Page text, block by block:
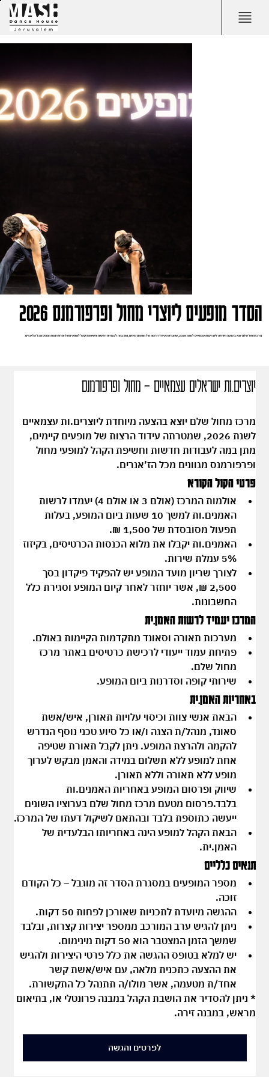
הסדר מופעים ליוצרי מחול ופרפורמנס 2026
מרכז מחול שלם יוצא בהצעה מיוחדת ליוצרים.ות עצמאיים לשנת 2026, שמטרתה עידוד הרצות של מופעים קיימים, מתן במה לעבודות חדשות וחשיפת הקהל למופעי מחול ופרפורמנס מגוונים מכל הז’אנרים.
יוצרים.ות ישראלים עצמאיים – מחול ופרפורמנס
מרכז מחול שלם יוצא בהצעה מיוחדת ליוצרים.ות עצמאיים
לשנת 2026, שמטרתה עידוד הרצות של מופעים קיימים,
מתן במה לעבודות חדשות וחשיפת הקהל למופעי מחול
ופרפורמנס מגוונים מכל הז’אנרים.
פרטי הקול הקורא
אולמות המרכז (אולם 3 או אולם 4) יעמדו לרשות
האמנים.ות למשך 10 שעות ביום המופע
, בעלות
תפעול מסובסדת של 1,500 ₪
.
האמנים.ות יקבלו את מלוא הכנסות הכרטיסים, בקיזוז
5% עמלת שירות
.
לצורך שריון מועד המופע יש להפקיד פיקדון בסך
2,500 ₪
, אשר יוחזר לאחר קיום המופע וסגירת כלל
החשבונות.
המרכז יעמיד לרשות האמן.ית
מערכות תאורה וסאונד מתקדמות הקיימות באולם.
פתיחת עמוד ייעודי לרכישת כרטיסים באתר מרכז
מחול שלם.
שירותי קופה וסדרנות ביום המופע.
באחריות האמן.ית
הבאת אנשי צוות וכיסוי עלויות תאורן, איש/אשת
סאונד, מנהל/ת הצגה ו/או כל סיוע טכני נוסף הנדרש
להקמה ולהרצת המופע. ניתן לקבל תאורת שטיפה
אחת למופע ללא תשלום במידה והאמן מבקש לערוך
מופע ללא תאורה וללא תאורן.
שיווק ופרסום המופע באחריות האמנים.ות
בלבד.פרסום מטעם מרכז מחול שלם בערוציו השונים
ייעשה כתוספת בלבד ובהתאם לשיקול דעתו של המרכז.
הבאת הקהל למופע הינה באחריותו הבלעדית של
האמן.ית.
תנאים כלליים
מספר המופעים במסגרת הסדר זה מוגבל – כל הקודם
זוכה.
ההגשה מיועדת לתכניות שאורכן לפחות 50 דקות
.
ניתן להגיש ערב המורכב ממספר יצירות קצרות, ובלבד
שמשך הזמן המצטבר הוא 50 דקות מינימום
.
יש למלא בטופס ההגשה את כלל פרטי היצירות ולהגיש
את ההצעה כתכנית מלאה, עם איש/אשת קשר
אחד/ת מטעמה, אשר מולו/ה תתנהל כל התקשורת.
* ניתן להסדיר את הושבת הקהל במבנה פרונטלי או, בתיאום
מראש, במבנה זירה.
לפרטים והגשה